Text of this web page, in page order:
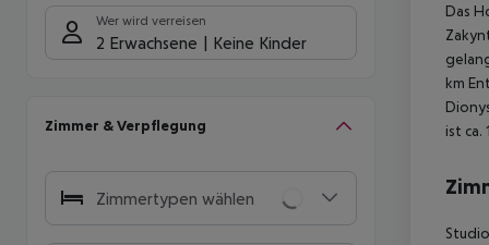
Wer wird verreisen
2 Erwachsene Keine Kinder
Zimmer & Verpflegung
Zimmertypen wählen
Das
km
ist ca.